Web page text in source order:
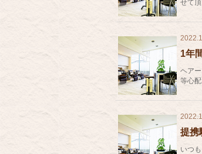
せて
1年
ヘア
等心
提携
いつ